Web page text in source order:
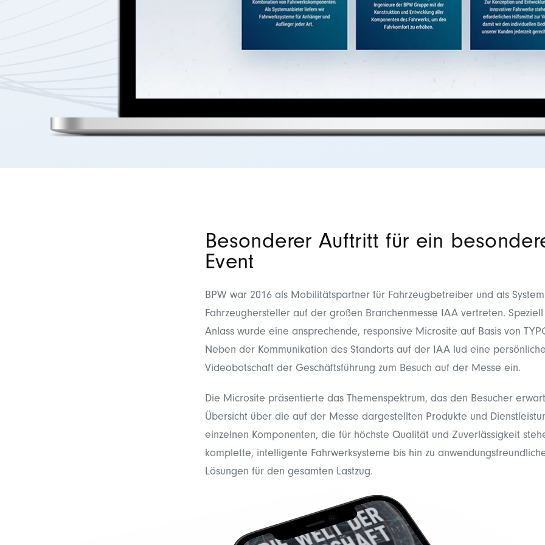
Besonderer Auftritt für ein
Event
BPW war 2016 als Mobilitätspartner für Fahrzeugbetreiber und als
Fahrzeughersteller auf der großen Branchenmesse IAA vertreten.
Anlass wurde eine ansprechende, responsive Microsite auf Basis von
Neben der Kommunikation des Standorts auf der IAA lud eine
Videobotschaft der Geschäftsführung zum Besuch auf der Messe ein.
Die Microsite präsentierte das Themenspektrum, das den Besucher
Übersicht über die auf der Messe dargestellten Produkte und
einzelnen Komponenten, die für höchste Qualität und Zuverlässigkeit
komplette, intelligente Fahrwerksysteme bis hin zu
Lösungen für den gesamten Lastzug.